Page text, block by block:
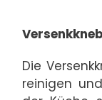
Die
reinigen